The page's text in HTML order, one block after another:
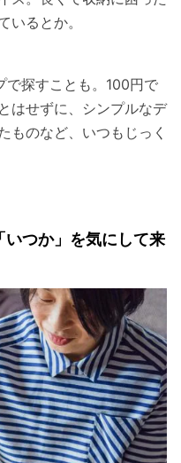
いるとか。
で探すことも。100円で
はせずに、シンプルなデ
ものなど、いつもじっく
つか」を気にして来